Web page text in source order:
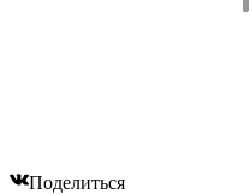
Поделиться